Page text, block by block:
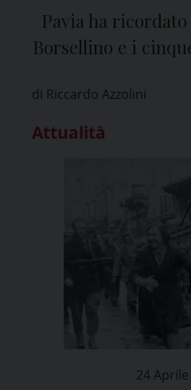
Pavia ha
Borsellino e i
di Riccardo Azzolini
Attualità
24